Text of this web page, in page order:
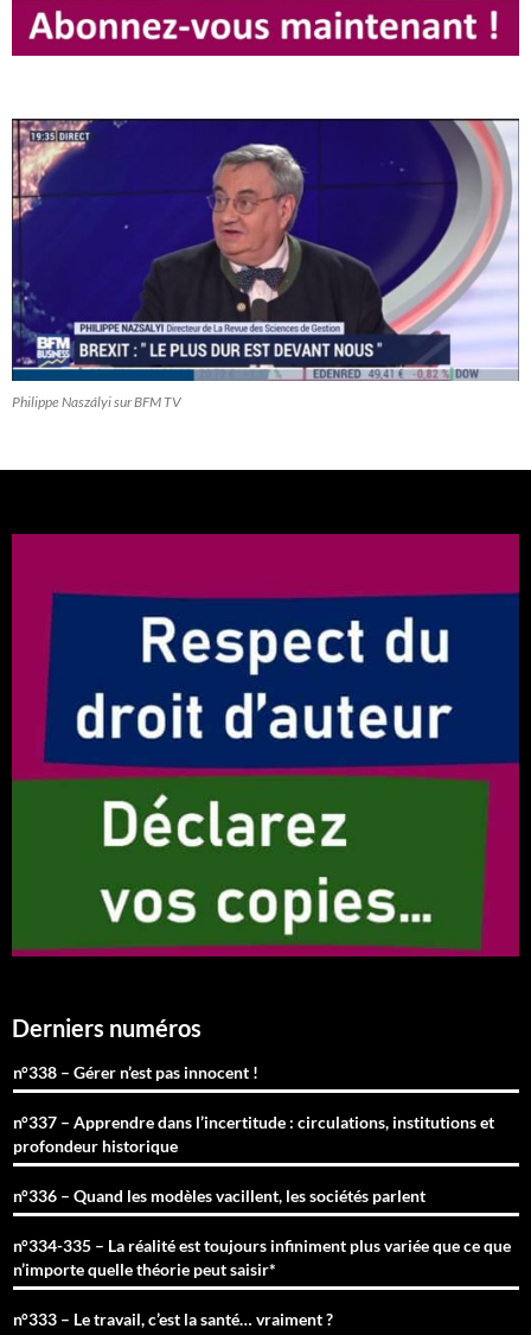
Philippe Naszályi sur BFM TV
Derniers numéros
n°338 – Gérer n’est pas innocent !
n°337 – Apprendre dans l’incertitude : circulations, institutions et
profondeur historique
n°336 – Quand les modèles vacillent, les sociétés parlent
n°334-335 – La réalité est toujours infiniment plus variée que ce que
n’importe quelle théorie peut saisir*
n°333 – Le travail, c’est la santé… vraiment ?